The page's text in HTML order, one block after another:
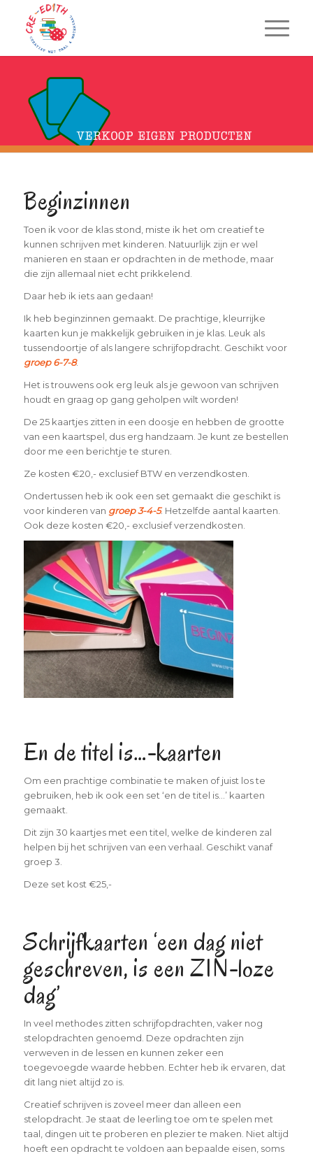
Beginzinnen
Toen ik voor de klas stond, miste ik het om creatief te
kunnen schrijven met kinderen. Natuurlijk zijn er wel
manieren en staan er opdrachten in de methode, maar
die zijn allemaal niet echt prikkelend.
Daar heb ik iets aan gedaan!
Ik heb beginzinnen gemaakt. De prachtige, kleurrijke
kaarten kun je makkelijk gebruiken in je klas. Leuk als
tussendoortje of als langere schrijfopdracht. Geschikt voor
groep 6-7-8.
Het is trouwens ook erg leuk als je gewoon van schrijven
houdt en graag op gang geholpen wilt worden!
De 25 kaartjes zitten in een doosje en hebben de grootte
van een kaartspel, dus erg handzaam. Je kunt ze bestellen
door me een berichtje te sturen.
Ze kosten €20,- exclusief BTW en verzendkosten.
Ondertussen heb ik ook een set gemaakt die geschikt is
voor kinderen van groep 3-4-5. Hetzelfde aantal kaarten.
Ook deze kosten €20,- exclusief verzendkosten.
En de titel is…-kaarten
Om een prachtige combinatie te maken of juist los te
gebruiken, heb ik ook een set ‘en de titel is…’ kaarten
gemaakt.
Dit zijn 30 kaartjes met een titel, welke de kinderen zal
helpen bij het schrijven van een verhaal. Geschikt vanaf
groep 3.
Deze set kost €25,-
Schrijfkaarten ‘een dag niet
geschreven, is een ZIN-loze
dag’
In veel methodes zitten schrijfopdrachten, vaker nog
stelopdrachten genoemd. Deze opdrachten zijn
verweven in de lessen en kunnen zeker een
toegevoegde waarde hebben. Echter heb ik ervaren, dat
dit lang niet altijd zo is.
Creatief schrijven is zoveel meer dan alleen een
stelopdracht. Je staat de leerling toe om te spelen met
taal, dingen uit te proberen en plezier te maken. Niet altijd
hoeft een opdracht te voldoen aan bepaalde eisen, soms